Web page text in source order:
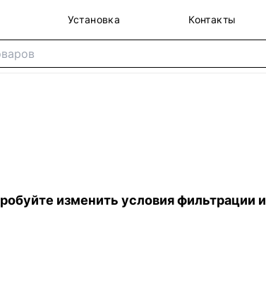
Установка Контакты
изменить условия фильтрации